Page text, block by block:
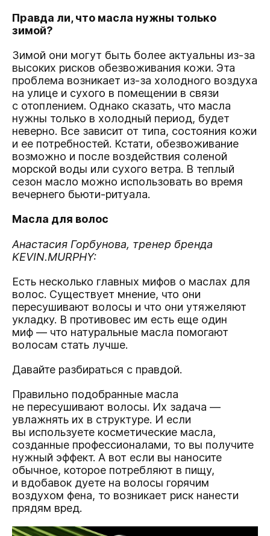
Правда ли, что масла нужны только
зимой?
Зимой они могут быть более актуальны из-за
высоких рисков обезвоживания кожи. Эта
проблема возникает из-за холодного воздуха
на улице и сухого в помещении в связи
с отоплением. Однако сказать, что масла
нужны только в холодный период, будет
неверно. Все зависит от типа, состояния кожи
и ее потребностей. Кстати, обезвоживание
возможно и после воздействия соленой
морской воды или сухого ветра. В теплый
сезон масло можно использовать во время
вечернего бьюти-ритуала.
Масла для волос
Анастасия Горбунова, тренер бренда
KEVIN.MURPHY:
Есть несколько главных мифов о маслах для
волос. Существует мнение, что они
пересушивают волосы и что они утяжеляют
укладку. В противовес им есть еще один
миф — что натуральные масла помогают
волосам стать лучше.
Давайте разбираться с правдой.
Правильно подобранные масла
не пересушивают волосы. Их задача —
увлажнять их в структуре. И если
вы используете косметические масла,
созданные профессионалами, то вы получите
нужный эффект. А вот если вы наносите
обычное, которое потребляют в пищу,
и вдобавок дуете на волосы горячим
воздухом фена, то возникает риск нанести
прядям вред.